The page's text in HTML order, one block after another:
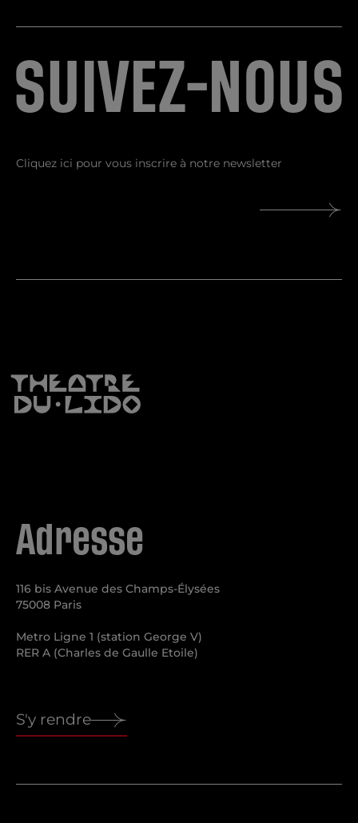
SU IVEZ-N OUS
Verification Anti-Robot
S'inscrire
Adresse
116 bis Avenue des Champs-Élysées
75008 Paris
Metro Ligne 1 (station George V)
RER A (Charles de Gaulle Etoile)
S'y rendre